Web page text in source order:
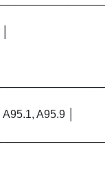
A95.9 │